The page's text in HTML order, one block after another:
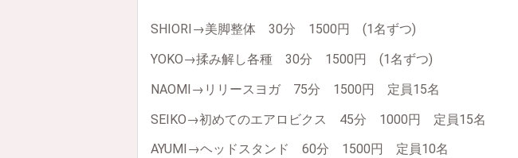
SHIORI→美脚整体 30分 1500円 (1名ずつ)
YOKO→揉み解し各種 30分 1500円 (1名ずつ)
NAOMI→リリースヨガ 75分 1500円 定員15名
SEIKO→初めてのエアロビクス 45分 1000円 定員15名
AYUMI→ヘッドスタンド 60分 1500円 定員10名